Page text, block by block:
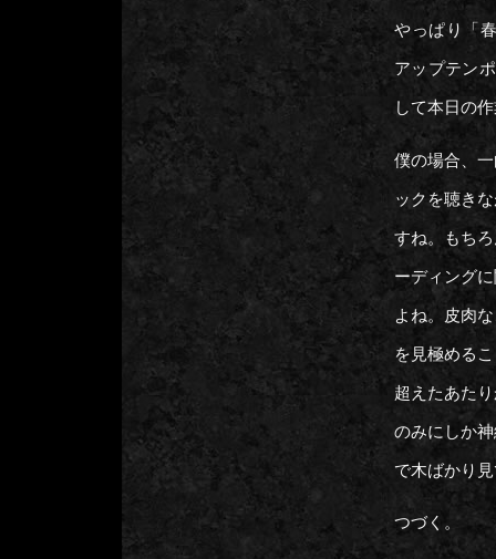
やっぱり「
アップテン
して本日の
僕の場合、
ックを聴き
すね。もち
ーディング
よね。皮肉
を見極める
超えたあた
のみにしか
で木ばかり
つづく。